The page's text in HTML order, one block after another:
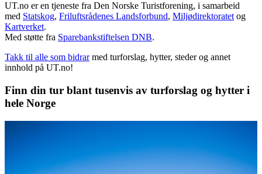
UT.no er en tjeneste fra Den Norske Turistforening, i samarbeid
med Statskog, Friluftsrådenes Landsforbund, Miljødirektoratet og
Kartverket.
Med støtte fra Sparebankstiftelsen DNB.
Takk til alle som bidrar med turforslag, hytter, steder og annet
innhold på UT.no!
Finn din tur blant tusenvis av turforslag og hytter i
hele Norge